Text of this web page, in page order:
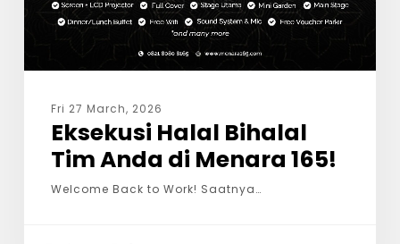
Fri 27 March, 2026
Eksekusi Halal Bihalal
Tim Anda di Menara 165!
Welcome Back to Work! Saatnya…